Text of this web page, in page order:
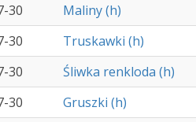
30
Maliny (h)
30
Truskawki (h)
30
Śliwka renkloda (h)
30
Gruszki (h)